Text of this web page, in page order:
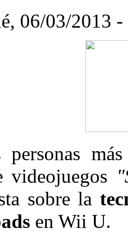
06/03/2013
videojuegos
sobre la
en Wii U.